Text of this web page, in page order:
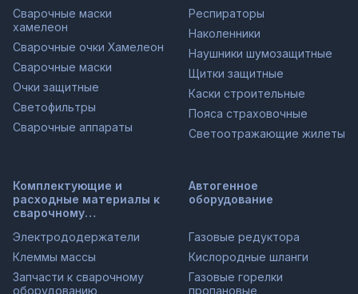
Сварочные маски
хамелеон
Сварочные очки Хамелеон
Сварочные маски
Очки защитные
Светофильтры
Сварочные аппараты
Респираторы
Наколенники
Наушники шумозащитные
Щитки защитные
Каски строительные
Пояса страховочные
Светоотражающие жилеты
Комплектующие и
расходные материалы к
сварочному
Электрододержатели
Клеммы массы
Запчасти к сварочному
оборудованию
Автогенное
оборудование
Газовые редуктора
Кислородные шланги
Газовые горелки
пропановые